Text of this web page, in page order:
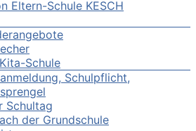
Eltern-Schule KESCH
Schule
Schulpflicht,
Schultag
der Grundschule